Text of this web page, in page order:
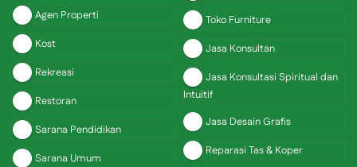
Agen Properti
Kost
Rekreasi
Restoran
Sarana Pendidikan
Sarana Umum
Toko Furniture
Jasa Konsultan
Jasa Konsultasi Spiritual dan
Intuitif
Jasa Desain Grafis
Reparasi Tas & Koper